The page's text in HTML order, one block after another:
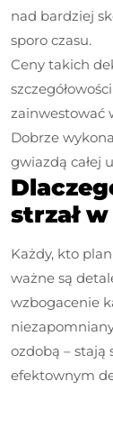
nad bardziej
sporo czasu.
Ceny takich
zainwestować
Dobrze
gwiazdą całej
strzał
Każdy, kto
ważne są
wzbogacenie
ozdobą – stają
efektownym